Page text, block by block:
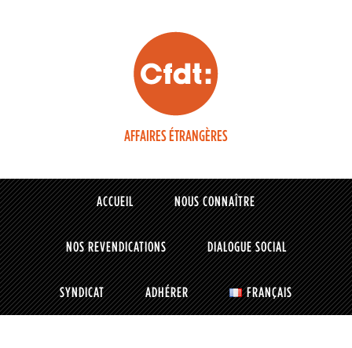
AFFAIRES ÉTRANGÈRES
ACCUEIL NOUS CONNAÎTRE
NOS REVENDICATIONS DIALOGUE SOCIAL
SYNDICAT ADHÉRER FRANÇAIS